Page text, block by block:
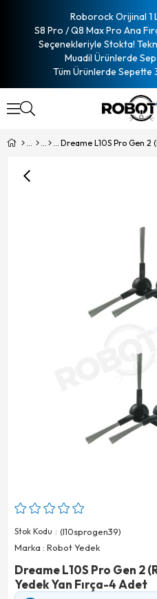
Roborock Orijinal 1
S8 Pro / Q8 Max Pro Ana
Seçenekleriyle Stokta!
Muadil Ürünlerde
Tüm Ürünlerde Sepette
Dreame L10S Pro Gen 2
Stok Kodu
(l10sprogen39)
Marka : Robot Yedek
Dreame L10S Pro Gen 2
Yedek Yan Fırça-4 Adet